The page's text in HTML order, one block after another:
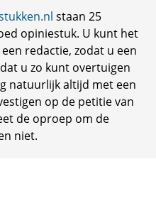
staan 25
opiniestuk. U kunt het
redactie, zodat u een
u zo kunt overtuigen
natuurlijk altijd met een
op de petitie van
de oproep om de
niet.